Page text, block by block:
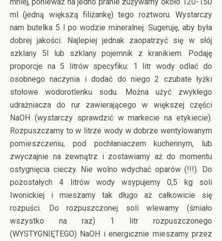
ml (jedną większą filiżankę) tego roztworu. Wystarczy
nam butelka 5 l po wodzie mineralnej. Sugeruję, aby była
dobrej jakości. Najlepiej jednak zaopatrzyć się w słój
szklany 5l lub szklany pojemnik z kranikiem. Podaję
proporcje na 5 litrów specyfiku: 1 litr wody odlać do
osobnego naczynia i dodać do niego 2 czubate łyżki
stołowe wodorotlenku sodu. Można użyć zwykłego
udrażniacza do rur zawierającego w większej części
NaOH (wystarczy sprawdzić w markecie na etykiecie).
Rozpuszczamy to w litrze wody w dobrze wentylowanym
pomieszczeniu, pod pochłaniaczem kuchennym, lub
zwyczajnie na zewnątrz i zostawiamy aż do momentu
ostygnięcia cieczy. Nie wolno wdychać oparów (!!!). Do
pozostałych 4 litrów wody wsypujemy 0,5 kg soli
Iwonickiej i mieszamy tak długo aż całkowicie się
rozpuści. Do rozpuszczonej soli wlewamy (śmiało
wszystko na raz) 1 litr rozpuszczonego
(WYSTYGNIĘTEGO) NaOH i energicznie mieszamy przez